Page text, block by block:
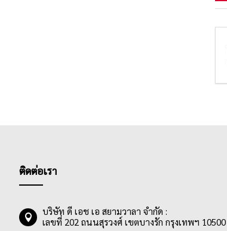
ติดต่อเรา
บริษัท ดี เอช เอ สยามวาลา จำกัด :
เลขที่ 202 ถนนสุรวงศ์ เขตบางรัก กรุงเทพฯ 10500